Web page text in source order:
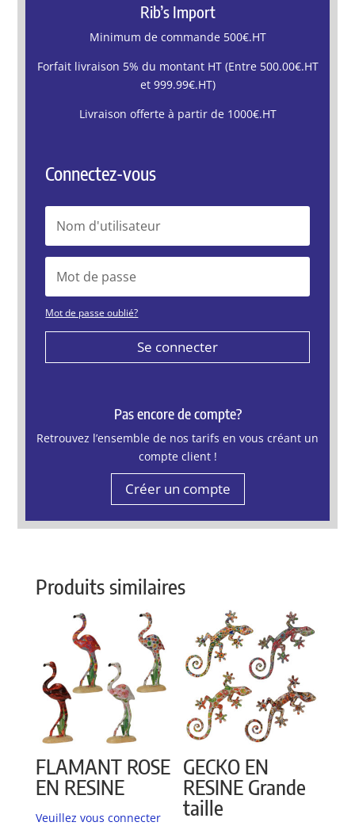
Rib’s Import
Minimum de commande 500€.HT
Forfait livraison 5% du montant HT (Entre 500.00€.HT
et 999.99€.HT)
Livraison offerte à partir de 1000€.HT
Connectez-vous
Mot de passe oublié?
Se connecter
Pas encore de compte?
Retrouvez l’ensemble de nos tarifs en vous créant un
compte client !
Créer un compte
Produits similaires
FLAMANT ROSE
EN RESINE
Veuillez vous connecter
GECKO EN
RESINE Grande
taille